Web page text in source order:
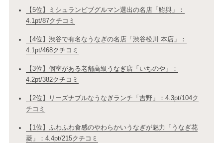
【5位】ミシュランビブグルマン選出の名店「鮒與」：
4.1pt/87クチコミ
【4位】渋谷で有名なうなぎの名店「渋谷松川 本店」：
4.1pt/468クチコミ
【3位】個室がある老舗高級うなぎ店「いちのや」：
4.2pt/382クチコミ
【2位】リーズナブルなうなぎランチ「吉野」：4.3pt/104ク
チコミ
【1位】ふわふわ食感のやわらかいうなぎが魅力「うなぎ花
菱」：4.4pt/215クチコミ